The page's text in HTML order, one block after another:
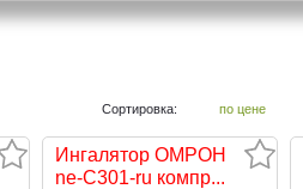
Сортировка: по цене
Ингалятор ОМРОН
ne-С301-ru компр...